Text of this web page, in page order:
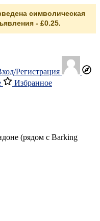
символическая
- £0.25.
Регистрация
Избранное
(рядом с Barking